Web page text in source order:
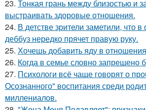
23. Тонкая грань между близостью и
выстраивать здоровые отношения.
24. В детстве зрители заметили, что
деббуз нередко прячет правую руку.
25. Хочешь добавить яду в
26. Когда в семье словно запрещено
27. Психологи всё чаще говорят о
Осознанного" воспитания среди
миллениалов.